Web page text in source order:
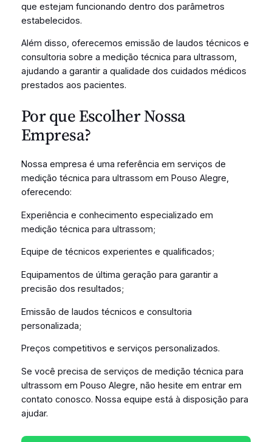
que estejam funcionando dentro dos parâmetros
estabelecidos.
Além disso, oferecemos emissão de laudos técnicos e
consultoria sobre a medição técnica para ultrassom,
ajudando a garantir a qualidade dos cuidados médicos
prestados aos pacientes.
Por que Escolher Nossa
Empresa?
Nossa empresa é uma referência em serviços de
medição técnica para ultrassom em Pouso Alegre,
oferecendo:
Experiência e conhecimento especializado em
medição técnica para ultrassom;
Equipe de técnicos experientes e qualificados;
Equipamentos de última geração para garantir a
precisão dos resultados;
Emissão de laudos técnicos e consultoria
personalizada;
Preços competitivos e serviços personalizados.
Se você precisa de serviços de medição técnica para
ultrassom em Pouso Alegre, não hesite em entrar em
contato conosco. Nossa equipe está à disposição para
ajudar.